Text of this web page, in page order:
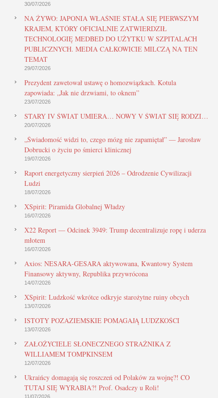
30/07/2026
NA ŻYWO: JAPONIA WŁAŚNIE STAŁA SIĘ PIERWSZYM
KRAJEM, KTÓRY OFICJALNIE ZATWIERDZIŁ
TECHNOLOGIĘ MEDBED DO UŻYTKU W SZPITALACH
PUBLICZNYCH. MEDIA CAŁKOWICIE MILCZĄ NA TEN
TEMAT
29/07/2026
Prezydent zawetował ustawę o homozwiązkach. Kotula
zapowiada: „Jak nie drzwiami, to oknem”
23/07/2026
STARY IV ŚWIAT UMIERA… NOWY V ŚWIAT SIĘ RODZI…
20/07/2026
„Świadomość widzi to, czego mózg nie zapamiętał” — Jarosław
Dobrucki o życiu po śmierci klinicznej
19/07/2026
Raport energetyczny sierpień 2026 – Odrodzenie Cywilizacji
Ludzi
18/07/2026
XSpirit: Piramida Globalnej Władzy
16/07/2026
X22 Report — Odcinek 3949: Trump decentralizuje ropę i uderza
młotem
16/07/2026
Axios: NESARA-GESARA aktywowana, Kwantowy System
Finansowy aktywny, Republika przywrócona
14/07/2026
XSpirit: Ludzkość wkrótce odkryje starożytne ruiny obcych
13/07/2026
ISTOTY POZAZIEMSKIE POMAGAJĄ LUDZKOŚCI
13/07/2026
ZAŁOŻYCIELE SŁONECZNEGO STRAŻNIKA Z
WILLIAMEM TOMPKINSEM
12/07/2026
Ukraińcy domagają się roszczeń od Polaków za wojnę?! CO
TUTAJ SIĘ WYRABIA?! Prof. Osadczy u Roli!
11/07/2026